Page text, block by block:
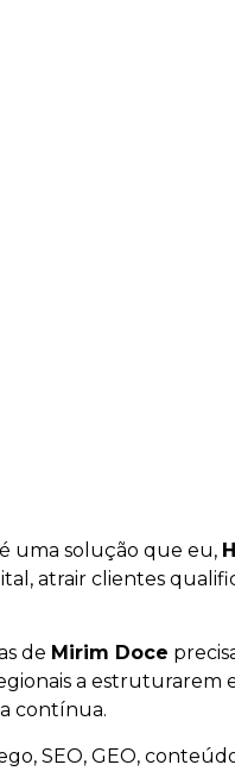
é uma solução que eu,
atrair clientes
de Mirim Doce
a
contínua.
SEO, GEO,